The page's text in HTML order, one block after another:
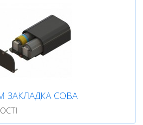
ЗАКЛАДКА СОВА